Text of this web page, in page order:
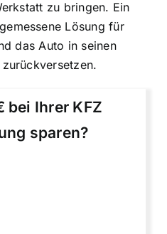
zu bringen. Ein
Lösung für
das Auto in seinen
bei Ihrer KFZ
sparen?